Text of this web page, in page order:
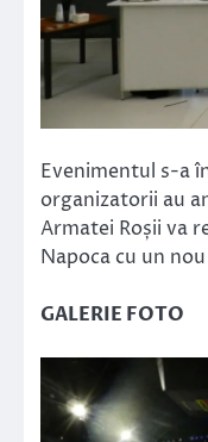
Evenimentul s-a
organizatorii au
Armatei Roșii va
Napoca cu un
GALERIE FOTO